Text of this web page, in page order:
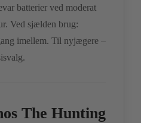
batterier ved moderat
Ved sjælden brug:
imellem. Til nyjægere –
The Hunting